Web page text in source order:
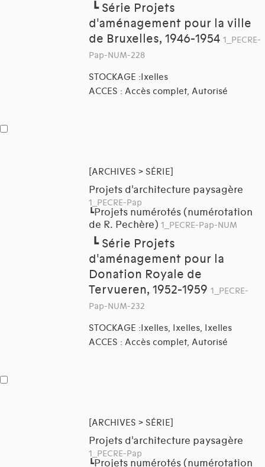
┗ Série Projets
d'aménagement pour la ville
de Bruxelles, 1946-1954 1_PECRE-
Pap-NUM-228
STOCKAGE :Ixelles
ACCES : Accès complet, Autorisé
[ARCHIVES > SÉRIE]
Projets d'architecture paysagère
1_PECRE-Pap
┗Projets numérotés (numérotation
de R. Pechère) 1_PECRE-Pap-NUM
┗ Série Projets
d'aménagement pour la
Donation Royale de
Tervueren, 1952-1959 1_PECRE-
Pap-NUM-232
STOCKAGE :Ixelles, Ixelles, Ixelles
ACCES : Accès complet, Autorisé
[ARCHIVES > SÉRIE]
Projets d'architecture paysagère
1_PECRE-Pap
┗Projets numérotés (numérotation